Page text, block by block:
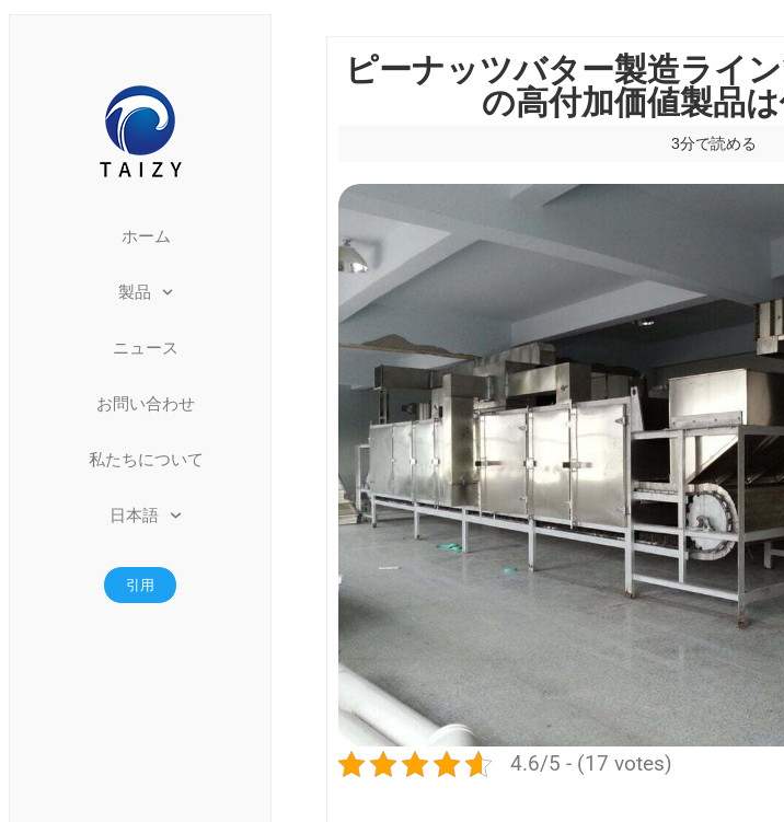
ホーム
製品
ニュース
お問い合わせ
私たちについて
日本語
引用
ピーナッツバター製造ライ
の高付加価値製品
3分で読める
4.6/5 - (17 votes)